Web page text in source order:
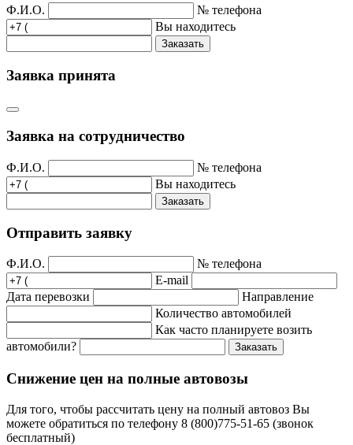
Ф.И.О.
№ телефона
Вы находитесь
Заказать
Заявка принята
Заявка на сотрудничество
Ф.И.О.
№ телефона
Вы находитесь
Заказать
Отправить заявку
Ф.И.О.
№ телефона
E-mail
Дата перевозки
Направление
Количество автомобилей
Как часто планируете возить
автомобили?
Заказать
Снижение цен на полные автовозы
Для того, чтобы рассчитать цену на полный автовоз Вы
можете обратиться по телефону 8 (800)775-51-65 (звонок
бесплатный)